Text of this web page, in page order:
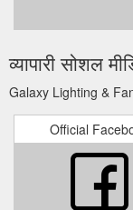
व्यापारी सोशल
Galaxy Lighting &
Official